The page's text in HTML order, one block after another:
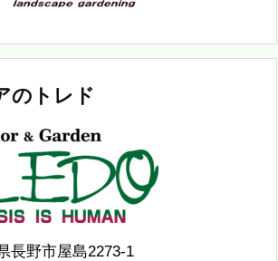
のトレド
長野市屋島2273-1